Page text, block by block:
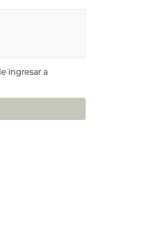
ingresar a